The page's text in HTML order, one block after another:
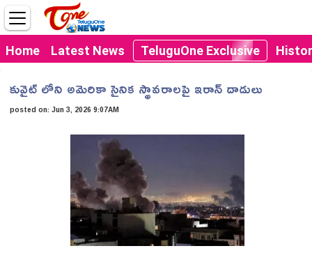
Home Latest News TeluguOne Exclusive
కువైట్ లోని అమెరికా సైనిక స్థావరాలపై ఇరాన్ దాడులు
posted on:Jun 3, 2026 9:07AM